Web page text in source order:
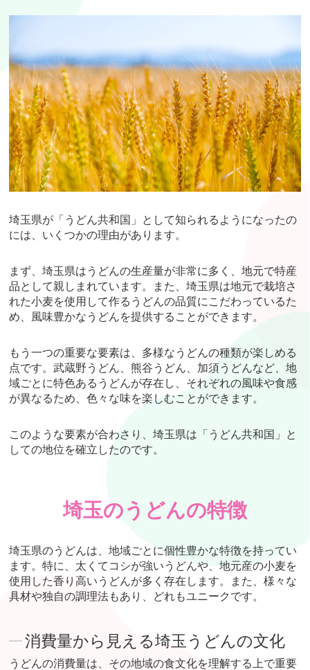
埼玉県が「うどん共和国」として知られるようになったの
には、いくつかの理由があります。
まず、埼玉県はうどんの生産量が非常に多く、地元で特産
品として親しまれています。また、埼玉県は地元で栽培さ
れた小麦を使用して作るうどんの品質にこだわっているた
め、風味豊かなうどんを提供することができます。
もう一つの重要な要素は、多様なうどんの種類が楽しめる
点です。武蔵野うどん、熊谷うどん、加須うどんなど、地
域ごとに特色あるうどんが存在し、それぞれの風味や食感
が異なるため、色々な味を楽しむことができます。
このような要素が合わさり、埼玉県は「うどん共和国」と
しての地位を確立したのです。
埼玉のうどんの特徴
埼玉県のうどんは、地域ごとに個性豊かな特徴を持ってい
ます。特に、太くてコシが強いうどんや、地元産の小麦を
使用した香り高いうどんが多く存在します。また、様々な
具材や独自の調理法もあり、どれもユニークです。
消費量から見える埼玉うどんの文化
うどんの消費量は、その地域の食文化を理解する上で重要